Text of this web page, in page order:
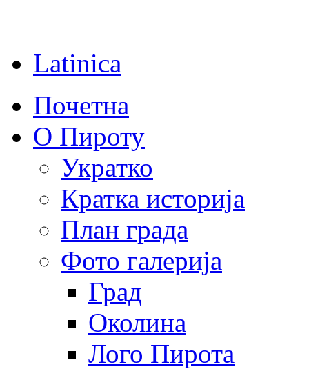
Latinica
Почетна
О Пироту
Укратко
Кратка историја
План града
Фото галерија
Град
Околина
Лого Пирота